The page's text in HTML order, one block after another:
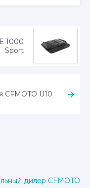
1000
Sport
U10
дилер CFMOTO